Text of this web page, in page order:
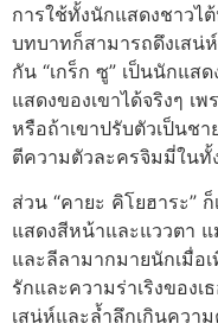
การใช้ทั้งนักแสดงชาวไ
บทบาทก็สามารถดึงเสน่
กัน “เกร็ก ซู” เป็นนักแส
แสดงของเขาได้จริงๆ เ
หรือถ้าเขาปรับตัวเป็นช
ตีความตัวละครจิมมี่ในทั้
ส่วน “คายะ คิโยฮาระ”
แสดงสีหน้าและแววตา
และลีลามากมายนักเมื่อ
รักและความร่าเริงของ
เสน่ห์และล้ำลึกเกินควา